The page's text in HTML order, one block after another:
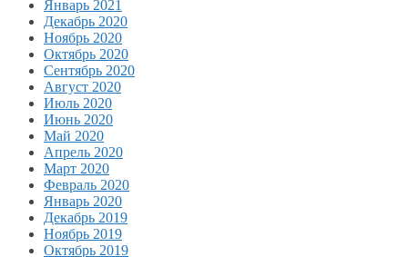
Январь 2021
Декабрь 2020
Ноябрь 2020
Октябрь 2020
Сентябрь 2020
Август 2020
Июль 2020
Июнь 2020
Май 2020
Апрель 2020
Март 2020
Февраль 2020
Январь 2020
Декабрь 2019
Ноябрь 2019
Октябрь 2019